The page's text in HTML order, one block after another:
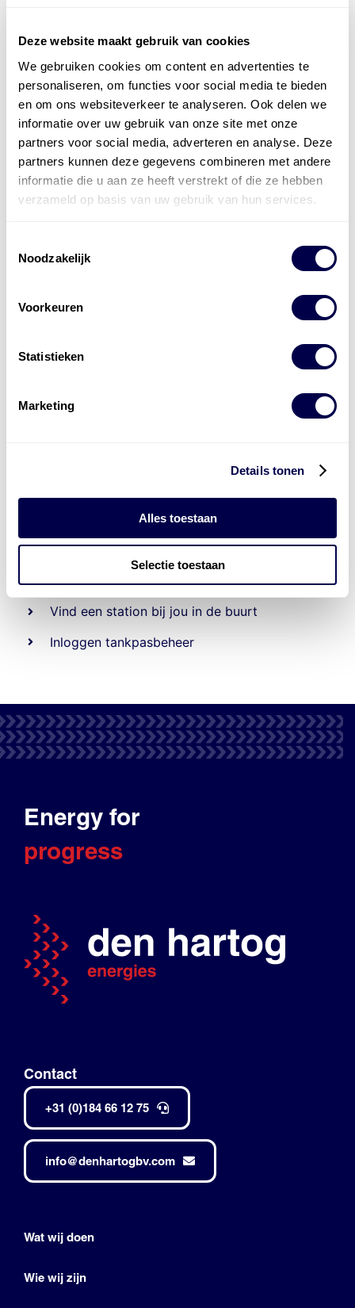
Deze website maakt gebruik van cookies
We gebruiken cookies om content en advertenties te
personaliseren, om functies voor social media te bieden
en om ons websiteverkeer te analyseren. Ook delen we
informatie over uw gebruik van onze site met onze
partners voor social media, adverteren en analyse. Deze
partners kunnen deze gegevens combineren met andere
informatie die u aan ze heeft verstrekt of die ze hebben
verzameld op basis van uw gebruik van hun services.
Noodzakelijk
Voorkeuren
Statistieken
Marketing
Details tonen
Alles toestaan
Selectie toestaan
Officieel distributeur met Mobil Smeermiddelen
voor alle sectoren
Welke olie heb ik nodig
Alle producten bekijken
tankstationsen duizenden
laadpassen
Den Hartog tank- en laadpas
Vind een station bij jou in de buurt
Inloggen tankpasbeheer
Energy for
progress
Contact
+31 (0)184 66 12 75
info@denhartogbv.com
Wat wij doen
Wie wij zijn